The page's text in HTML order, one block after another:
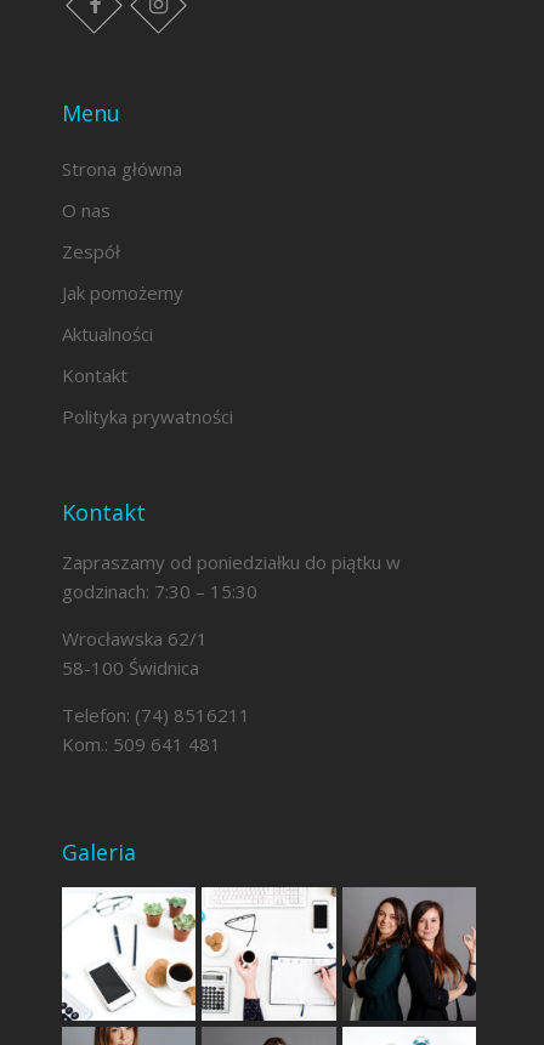
facebook instagram
Menu
Strona główna
O nas
Zespół
Jak pomożemy
Aktualności
Kontakt
Polityka prywatności
Kontakt
Zapraszamy od poniedziałku do piątku w
godzinach: 7:30 – 15:30
Wrocławska 62/1
58-100 Świdnica
Telefon: (74) 8516211
Kom.: 509 641 481
Galeria